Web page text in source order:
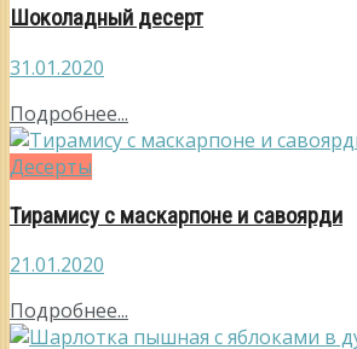
Шоколадный десерт
31.01.2020
Подробнее...
Десерты
Тирамису с маскарпоне и савоярди
21.01.2020
Подробнее...